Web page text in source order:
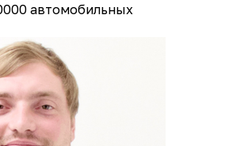
автомобильных